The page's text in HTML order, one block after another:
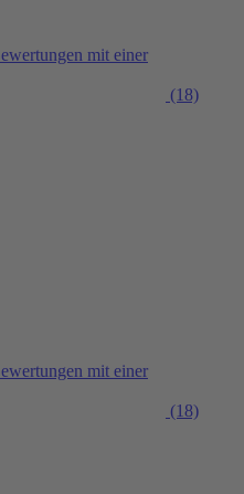
mit einer
(18)
mit einer
(18)